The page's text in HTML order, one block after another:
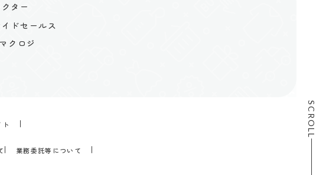
SCROLL
ター
ドセールス
クロジ
業務委託等について